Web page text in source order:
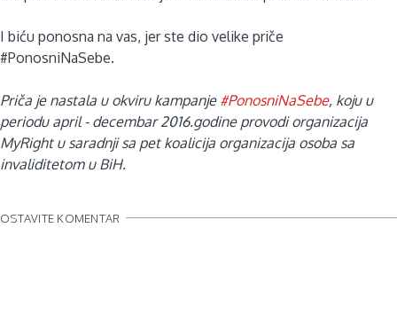
I biću ponosna na vas, jer ste dio velike priče
#PonosniNaSebe.
Priča je nastala u okviru kampanje #PonosniNaSebe, koju u
periodu april - decembar 2016.godine provodi organizacija
MyRight u saradnji sa pet koalicija organizacija osoba sa
invaliditetom u BiH.
OSTAVITE KOMENTAR